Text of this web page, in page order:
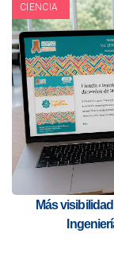
CIENCIA
Más